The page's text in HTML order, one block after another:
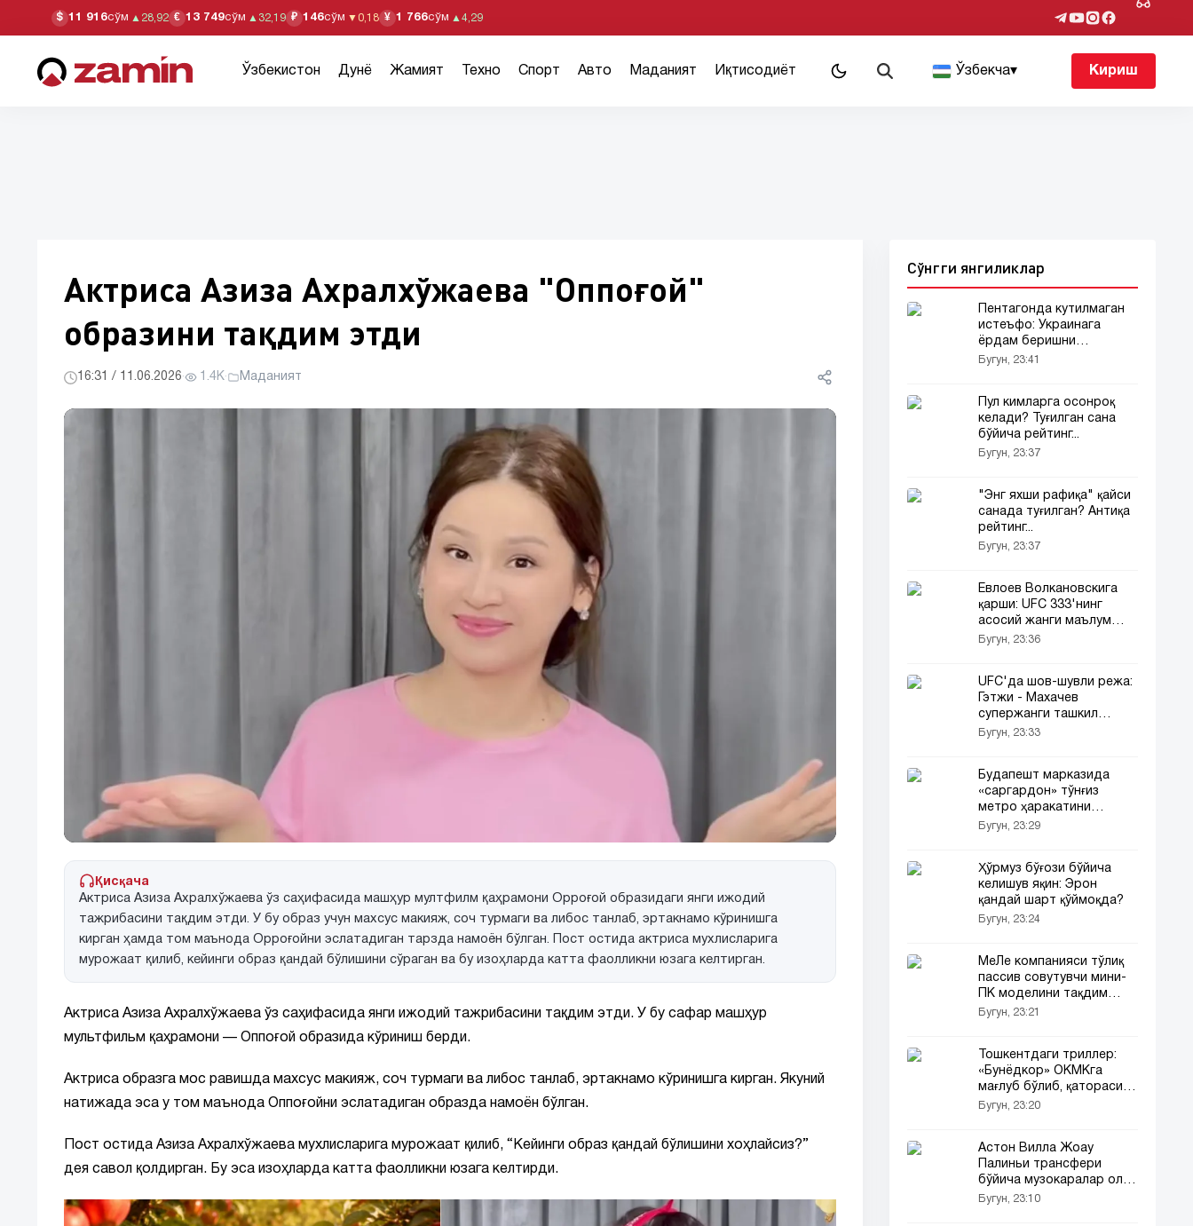
$ 11 916сўм ▲ 28,92 € 13 749сўм ▲ 32,19 ₽ 146сўм ▼ 0,18 ¥ 1 766сўм ▲ 4,29
Ўзбекистон Дунё Жамият Техно Спорт Авто Маданият Иқтисодиёт Ўзбекча▾ Кириш
Актриса Азиза Ахралхўжаева "Оппоғой"
образини тақдим этди
16:31 / 11.06.2026· 1.4K· Маданият
Қисқача
Актриса Азиза Ахралхўжаева ўз саҳифасида машҳур мултфилм қаҳрамони Oppoғой образидаги янги ижодий
тажрибасини тақдим этди. У бу образ учун махсус макияж, соч турмаги ва либос танлаб, эртакнамо кўринишга
кирган ҳамда том маънода Oppoғойни эслатадиган тарзда намоён бўлган. Пост остида актриса мухлисларига
мурожаат қилиб, кейинги образ қандай бўлишини сўраган ва бу изоҳларда катта фаолликни юзага келтирган.
Актриса Азиза Ахралхўжаева ўз саҳифасида янги ижодий тажрибасини тақдим этди. У бу сафар машҳур
мультфильм қаҳрамони — Оппоғой образида кўриниш берди.
Актриса образга мос равишда махсус макияж, соч турмаги ва либос танлаб, эртакнамо кўринишга кирган. Якуний
натижада эса у том маънода Оппоғойни эслатадиган образда намоён бўлган.
Пост остида Азиза Ахралхўжаева мухлисларига мурожаат қилиб, “Кейинги образ қандай бўлишини хоҳлайсиз?”
дея савол қолдирган. Бу эса изоҳларда катта фаолликни юзага келтирди.
Сўнгги янгиликлар
Пентагонда кутилмаган
истеъфо: Украинага
ёрдам беришни
мувофиқлаштирувчи
Бугун, 23:41
Пул кимларга осонроқ
келади? Туғилган сана
бўйича рейтинг...
Бугун, 23:37
"Энг яхши рафиқа" қайси
санада туғилган? Антиқа
рейтинг...
Бугун, 23:37
Евлоев Волкановскига
қарши: UFC 333'нинг
асосий жанги маълум
бўлмоқда!
Бугун, 23:36
UFC'да шов-шувли режа:
Гэтжи - Махачев
супержанги ташкил
этилиши мумкин
Бугун, 23:33
Будапешт марказида
«саргардон» тўнғиз
метро ҳаракатини
тўхтатиб қўйди
Бугун, 23:29
Ҳўрмуз бўғози бўйича
келишув яқин: Эрон
қандай шарт қўймоқда?
Бугун, 23:24
МеЛе компанияси тўлиқ
пассив совутувчи мини-
ПК моделини тақдим
этди
Бугун, 23:21
Тошкентдаги триллер:
«Бунёдкор» ОКМКга
мағлуб бўлиб, қаторасига
6-ўйинда очко йўқотди!
Бугун, 23:20
Астон Вилла Жоау
Палиньи трансфери
бўйича музокаралар олиб
бормоқда
Бугун, 23:10